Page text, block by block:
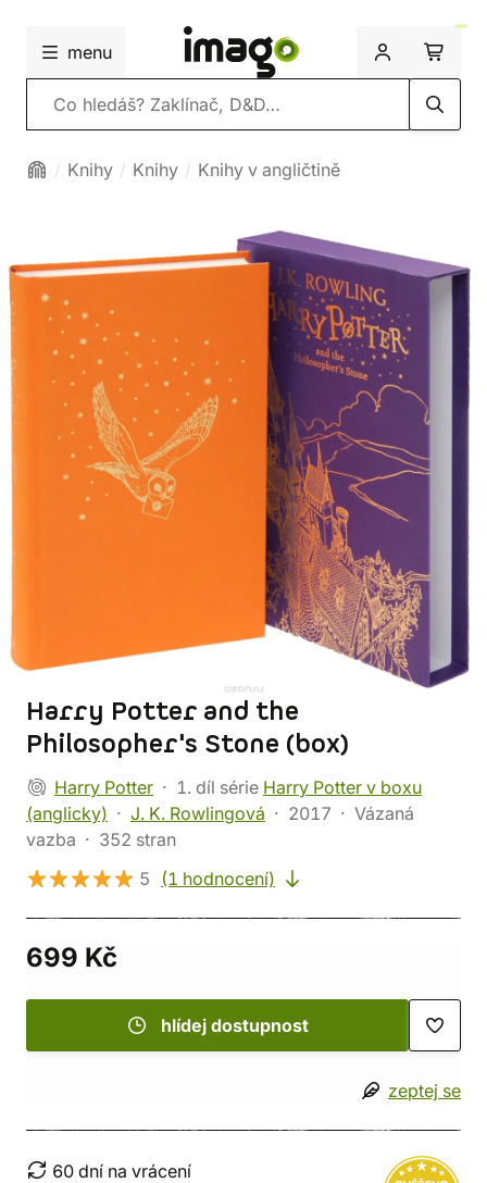
menu
Vyhledávání
Knihy Knihy Knihy v angličtině
Harry Potter and the
Philosopher's Stone (box)
Harry Potter 1. díl série Harry Potter v boxu
(anglicky)
J. K. Rowlingová 2017
Vázaná
vazba
352 stran
5
(1 hodnocení)
699 Kč
hlídej dostupnost
zeptej se
60 dní na vrácení